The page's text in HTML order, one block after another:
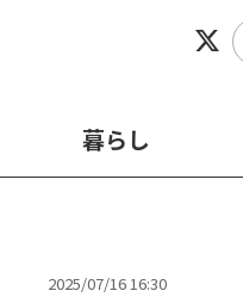
暮らし
2025/07/16 16:30